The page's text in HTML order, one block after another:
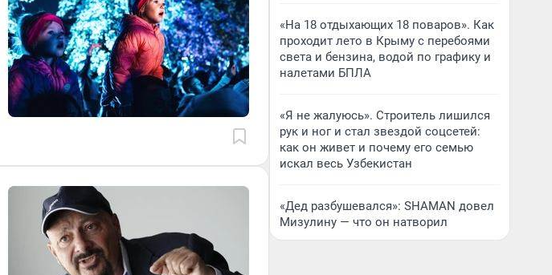
«На 18 отдыхающих 18 поваров». Как
проходит лето в Крыму с перебоями
света и бензина, водой по графику и
налетами БПЛА
«Я не жалуюсь». Строитель лишился
рук и ног и стал звездой соцсетей:
как он живет и почему его семью
искал весь Узбекистан
«Дед разбушевался»: SHAMAN довел
Мизулину — что он натворил